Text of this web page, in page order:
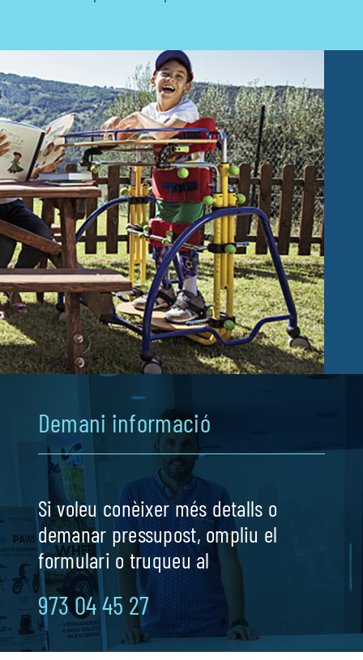
Ortopèdia
Demani informació
Si voleu conèixer més detalls o
demanar pressupost, ompliu el
formulari o truqueu al
973 04 45 27